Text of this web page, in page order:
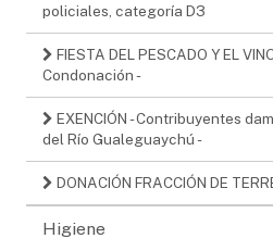
policiales, categoría D3
FIESTA DEL PESCADO Y EL
Condonación -
EXENCIÓN - Contribuyentes
del Río Gualeguaychú -
DONACIÓN FRACCIÓN DE
Higiene